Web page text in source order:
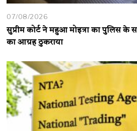
07/08/2026
सुप्रीम कोर्ट ने महुआ मोइत्रा का पुलिस
का आग्रह ठुकराया